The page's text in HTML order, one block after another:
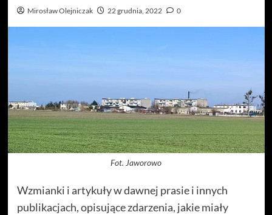
Mirosław Olejniczak 22 grudnia, 2022 0
Fot. Jaworowo
Wzmianki i artykuły w dawnej prasie i innych
publikacjach, opisujące zdarzenia, jakie miały